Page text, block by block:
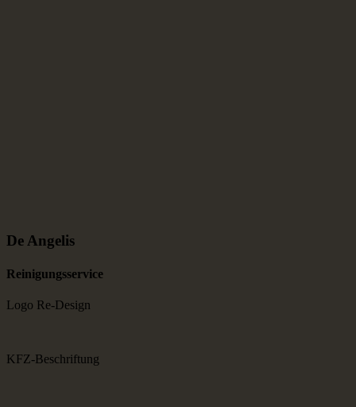
De Angelis
Reini­gungs­service
Logo Re-Design
KFZ-Beschriftung